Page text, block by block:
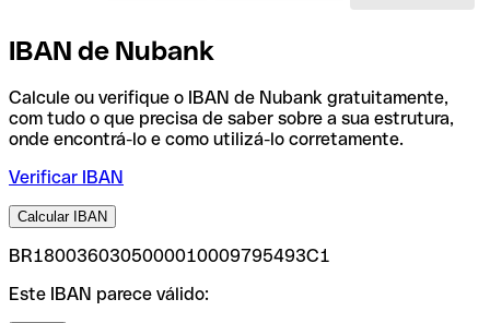
IBAN de Nubank
Calcule ou verifique o IBAN de Nubank gratuitamente,
com tudo o que precisa de saber sobre a sua estrutura,
onde encontrá-lo e como utilizá-lo corretamente.
Verificar IBAN
Calcular IBAN
BR1800360305000010009795493C1
Este IBAN parece válido: